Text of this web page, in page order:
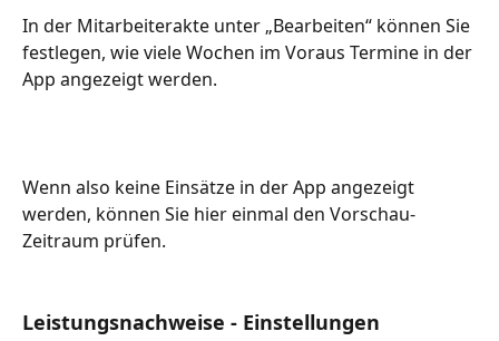
In der Mitarbeiterakte unter „Bearbeiten“ können Sie
festlegen, wie viele Wochen im Voraus Termine in der
App angezeigt werden.
Wenn also keine Einsätze in der App angezeigt
werden, können Sie hier einmal den Vorschau-
Zeitraum prüfen.
Leistungsnachweise - Einstellungen